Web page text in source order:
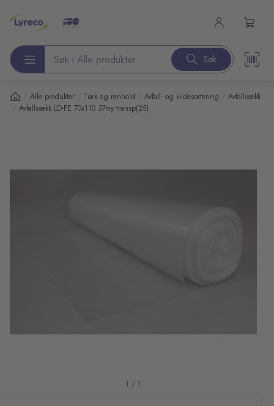
Søk etter produkter Søk
Alle produkter Tørk og renhold Avfall- og kildesortering Avfallssekk
Avfallssekk LD-PE 70x110 37my transp(25)
1 / 1